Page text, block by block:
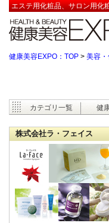
エステ用化粧品、サロン用化
健康美容EXPO：TOP > 美容
カテゴリ一覧 健
株式会社ラ・フェイス